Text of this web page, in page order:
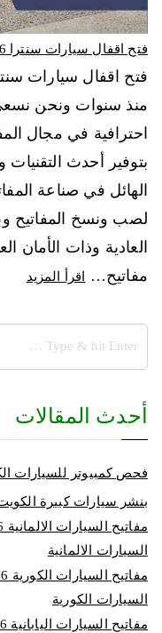
فتح اقفال سيارات سنترا 98080146‬ عمل مفاتيح سيارات جديدة
فتح اقفال سيارات
منذ سنوات ونحن نسعى
احترافية في مجال
بتوفير أحدث التقنيات
الهائل في صناعة
لصب ونسخ المفاتيح
العادية وذات
مفاتيح…
اقرأ المزيد
أحدث المقالات
فحص كمبيوتر للسيارات الكويت 98080146‬ فحص
بنشر سيارات كبيرة الكويت 98080146‬ بنشر متنقل معدات
السيارات الالمانية
السيارات الكورية